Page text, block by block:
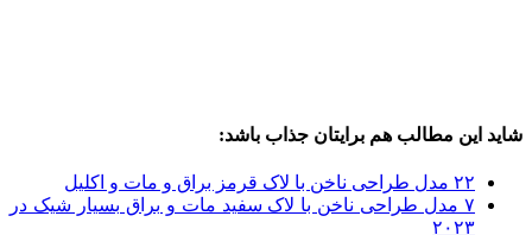
شاید این مطالب هم برایتان جذاب باشد:
۲۲ مدل طراحی ناخن با لاک قرمز براق و مات و اکلیل
۷ مدل طراحی ناخن با لاک سفید مات و براق بسیار شیک در
۲۰۲۳